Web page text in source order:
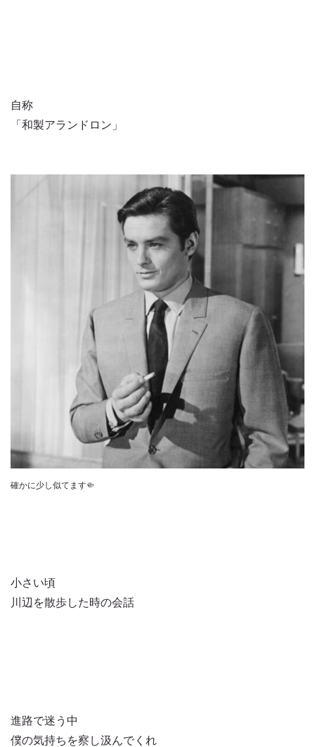
自称
「和製アランドロン」
確かに少し似てます🤏
小さい頃
川辺を散歩した時の会話
進路で迷う中
僕の気持ちを察し汲んでくれ